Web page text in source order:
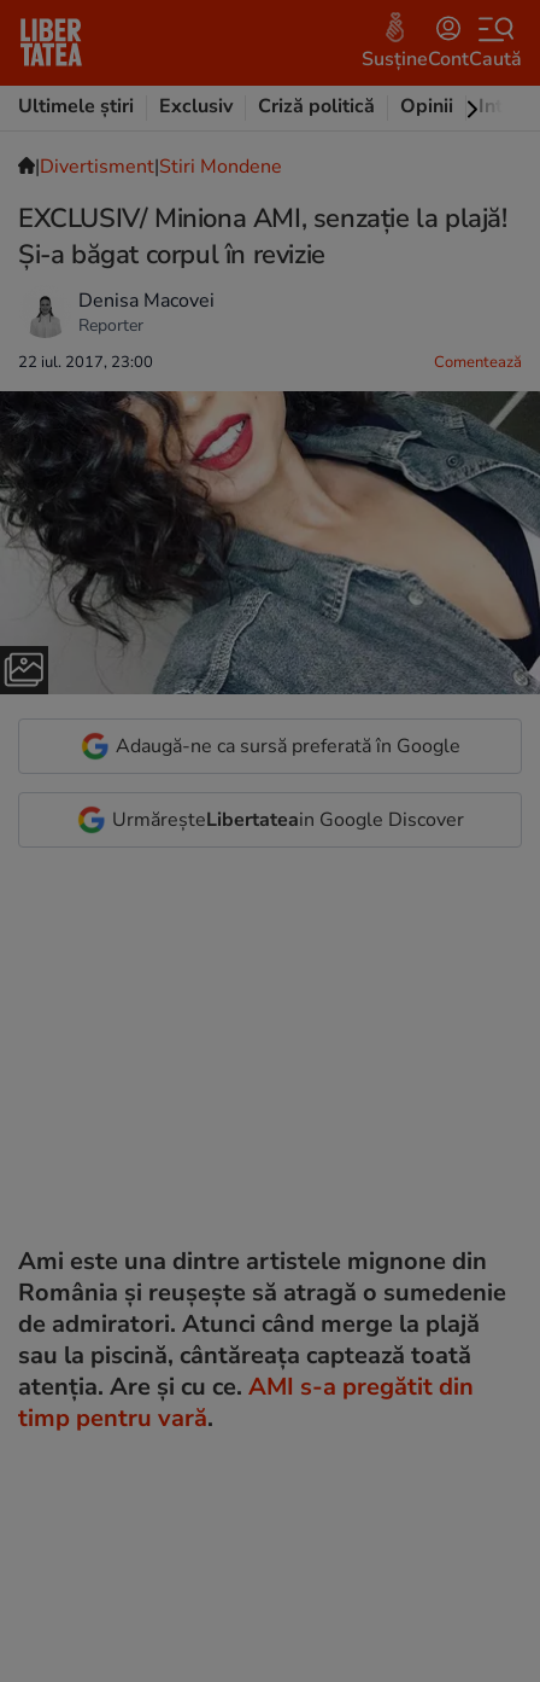
SusțineContCaută
Ultimele știri
Exclusiv Criză politică Opinii
|Divertisment|Stiri Mondene
EXCLUSIV/ Miniona AMI, senzație la plajă!
Și-a băgat corpul în revizie
Denisa Macovei
Reporter
22 iul. 2017, 23:00 Comentează
Adaugă-ne ca sursă preferată în Google
UrmăreșteLibertateain Google Discover
Ami este una dintre artistele mignone din
România și reușește să atragă o sumedenie
de admiratori. Atunci când merge la plajă
sau la piscină, cântăreața captează toată
atenția. Are și cu ce. AMI s-a pregătit din
timp pentru vară.